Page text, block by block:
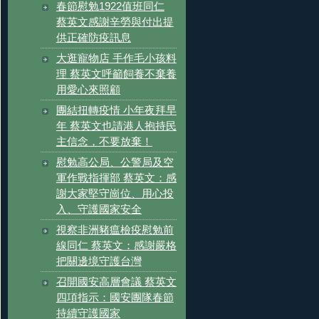
春節慰勉1922值班同仁
蔡英文感謝辛勞與付出提
供正確防疫訊息
大逛寵物店 手作毛小孩料
理 蔡英文呼籲飼養不棄養
用愛心來照顧
團結扭轉疫情 小年夜拜早
年 蔡英文也請港人抱持民
主信念，不要放棄！
慰勉高公局、公警局及空
軍作戰指揮部 蔡英文：感
謝大家堅守崗位、用心投
入、守護國家安全
視察非洲豬瘟檢疫慰勉前
線同仁 蔡英文：感謝嚴格
把關邊境守護台灣
召開國安高層會議 蔡英文
四項指示：國安團隊春節
持續守護國家